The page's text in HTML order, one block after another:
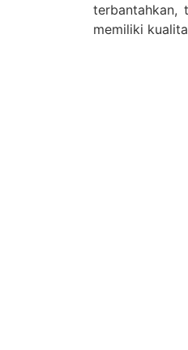
terbantahkan,
memiliki